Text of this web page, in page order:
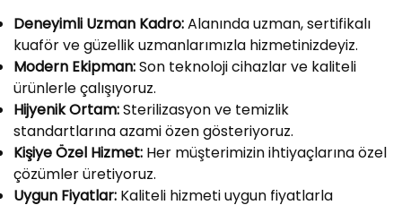
Deneyimli Uzman Kadro:Alanında uzman, sertifikalı
kuaför ve güzellik uzmanlarımızla hizmetinizdeyiz.
Modern Ekipman:Son teknoloji cihazlar ve kaliteli
ürünlerle çalışıyoruz.
Hijyenik Ortam:Sterilizasyon ve temizlik
standartlarına azami özen gösteriyoruz.
Kişiye Özel Hizmet: Her müşterimizin ihtiyaçlarına özel
çözümler üretiyoruz.
Uygun Fiyatlar: Kaliteli hizmeti uygun fiyatlarla